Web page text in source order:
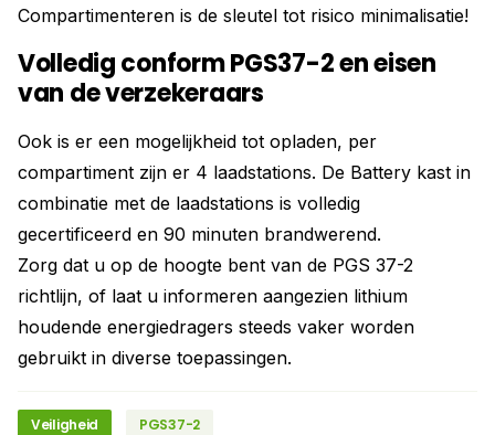
Compartimenteren is de sleutel tot risico minimalisatie!
Volledig conform PGS37-2 en eisen
van de verzekeraars
Ook is er een mogelijkheid tot opladen, per
compartiment zijn er 4 laadstations. De Battery kast in
combinatie met de laadstations is volledig
gecertificeerd en 90 minuten brandwerend.
Zorg dat u op de hoogte bent van de PGS 37-2
richtlijn, of laat u informeren aangezien lithium
houdende energiedragers steeds vaker worden
gebruikt in diverse toepassingen.
Veiligheid PGS37-2